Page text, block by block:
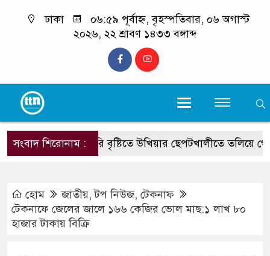
ঢাকা
০৬:৫৯ পূর্বাহ্ন, বৃহস্পতিবার, ০৬ অগাস্ট
২০২৬, ২২ শ্রাবণ ১৪৩৩ বঙ্গাব্দ
সংবাদ শিরোনাম :ভারি বৃষ্টিতে উখিয়ার ছেপটখালীতে তলিয়ে গেল
হোম জাতীয়,টপ নিউজ, টেকনাফ
টেকনাফে জেলের জালে ১৬৬ কেজির ভোল মাছ:১ লাখ ৮০
হাজার টাকায় বিক্রি